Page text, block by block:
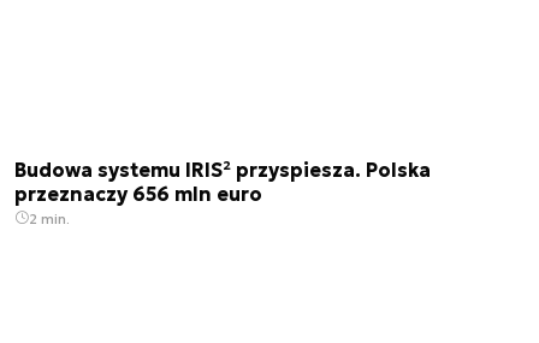
Budowa systemu IRIS² przyspiesza. Polska
przeznaczy 656 mln euro
2 min.